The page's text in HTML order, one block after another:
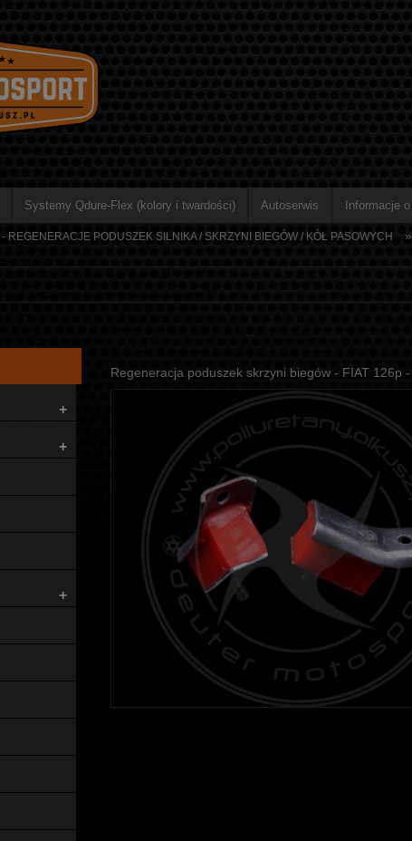
Systemy Qdure-Flex (kolory i twardości) Autoserwis Informacje
- REGENERACJE PODUSZEK SILNIKA / SKRZYNI BIEGÓW / KÓŁ PASOWYCH »
+
+
+
Regeneracja poduszek skrzyni biegów - FIAT 126p -